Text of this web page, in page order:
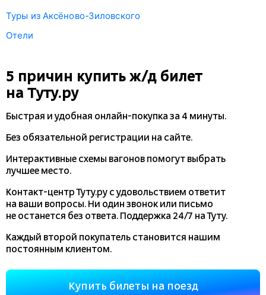
Туры из Аксёново-Зиловского
Отели
5 причин купить ж/д билет
на Туту.ру
Быстрая и удобная онлайн-покупказа 4 минуты.
Без обязательной регистрации на сайте.
Интерактивные схемы вагонов помогут выбрать
лучшее место.
Контакт-центр Туту.ру с удовольствием ответит
на ваши вопросы. Ни один звонок или письмо
не останется без ответа. Поддержка 24/7 на Туту.
Каждый второй покупатель становится нашим
постоянным клиентом.
Купить билеты на поезд